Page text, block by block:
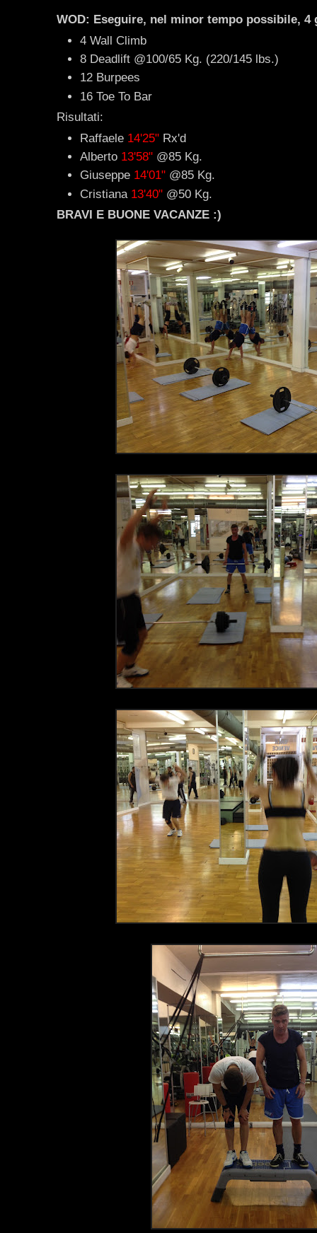
WOD: Eseguire, nel minor tempo possibile,
4 Wall Climb
8 Deadlift @100/65 Kg. (220/145 lbs.)
12 Burpees
16 Toe To Bar
Risultati:
Raffaele 14'25" Rx'd
Alberto 13'58" @85 Kg.
Giuseppe 14'01" @85 Kg.
Cristiana 13'40" @50 Kg.
BRAVI E BUONE VACANZE :)